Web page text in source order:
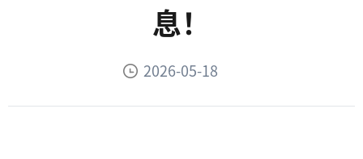
息！
2026-05-18